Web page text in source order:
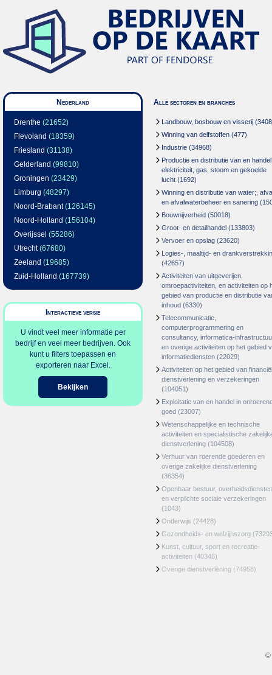
Nederland
Drenthe (21652)
Flevoland (18359)
Friesland (31138)
Gelderland (99810)
Groningen (23429)
Limburg (48297)
Noord-Brabant(126145)
Noord-Holland (156104)
Overijssel (55286)
Utrecht(67680)
Zeeland (19685)
Zuid-Holland (167739)
Interactieve versie
U vindt veel meer informatie per
bedrijf en veel meer bedrijven. Ook
kunt u filters toepassen en
exporteren naar Excel.
Bekijken
Alle sectoren en branches
Landbouw, bosbouw en visserij
Winning van delfstoffen (477)
Industrie (34968)
Productie en distributie van en
elektriciteit, gas, stoom en gekoelde
lucht (1692)
Winning en distributie van water;,
en afvalwaterbeheer en sanering
Bouwnijverheid (50018)
Groot- en detailhandel (133803)
Vervoer en opslag (23620)
Logies-, maaltijd- en
(42657)
Activiteiten van uitgeverijen,
omroepactiviteiten, en activiteiten op
gebied van productie en distributie
inhoud (6330)
Telecommunicatie,
computerprogrammering en
consultancy, informatica-
en overige activiteiten op het gebied
informatiediensten (22029)
Activiteiten op het gebied van
dienstverlening en verzekeringen
(104051)
Exploitatie van en handel in
goed (23007)
Wetenschappelijke en technische
activiteiten en specialistische
dienstverlening (104508)
Verhuur van roerende goederen en
overige zakelijke dienstverlening
(36354)
Openbaar bestuur, overheidsdiensten
en verplichte sociale verzekeringen
(1043)
Onderwijs (24428)
Gezondheids- en welzijnszorg
Kunst, cultuur, sport en recreatie-
activiteiten (40346)
Overige dienstverlening (74958)
©